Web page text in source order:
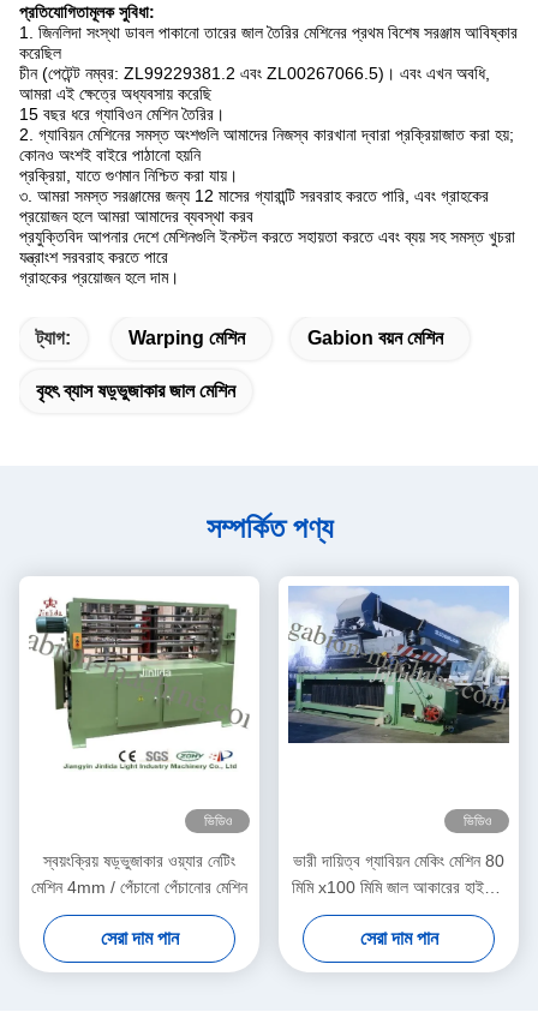
প্রতিযোগিতামূলক সুবিধা:
1. জিনলিদা সংস্থা ডাবল পাকানো তারের জাল তৈরির মেশিনের প্রথম বিশেষ সরঞ্জাম আবিষ্কার
করেছিল
চীন (পেটেন্ট নম্বর: ZL99229381.2 এবং ZL00267066.5)। এবং এখন অবধি,
আমরা এই ক্ষেত্রে অধ্যবসায় করেছি
15 বছর ধরে গ্যাবিওন মেশিন তৈরির।
2. গ্যাবিয়ন মেশিনের সমস্ত অংশগুলি আমাদের নিজস্ব কারখানা দ্বারা প্রক্রিয়াজাত করা হয়;
কোনও অংশই বাইরে পাঠানো হয়নি
প্রক্রিয়া, যাতে গুণমান নিশ্চিত করা যায়।
৩. আমরা সমস্ত সরঞ্জামের জন্য 12 মাসের গ্যারান্টি সরবরাহ করতে পারি, এবং গ্রাহকের
প্রয়োজন হলে আমরা আমাদের ব্যবস্থা করব
প্রযুক্তিবিদ আপনার দেশে মেশিনগুলি ইনস্টল করতে সহায়তা করতে এবং ব্যয় সহ সমস্ত খুচরা
যন্ত্রাংশ সরবরাহ করতে পারে
গ্রাহকের প্রয়োজন হলে দাম।
ট্যাগ: Warping মেশিন Gabion বয়ন মেশিন
বৃহৎ ব্যাস ষড়্ভুজাকার জাল মেশিন
সম্পর্কিত পণ্য
ভিডিও
স্বয়ংক্রিয় ষড়্ভুজাকার ওয়্যার নেটিং
মেশিন 4mm / পেঁচানো পেঁচানোর মেশিন
সেরা দাম পান
ভিডিও
ভারী দায়িত্ব গ্যাবিয়ন মেকিং মেশিন 80
মিমি x100 মিমি জাল আকারের হাইওয়ে
গার্ড
সেরা দাম পান